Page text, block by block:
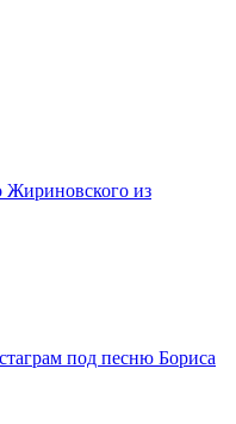
Жириновского из
под песню Бориса